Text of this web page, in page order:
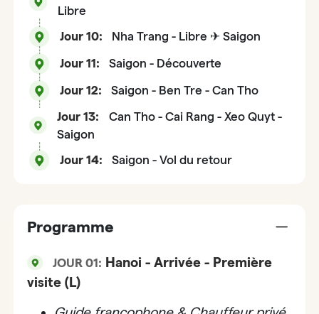
Libre
Jour 10: Nha Trang - Libre ✈ Saigon
Jour 11: Saigon - Découverte
Jour 12: Saigon - Ben Tre - Can Tho
Jour 13:
Can Tho - Cai Rang - Xeo Quyt -
Saigon
Jour 14: Saigon - Vol du retour
Programme
JOUR 01: Hanoi - Arrivée - Première
visite (L)